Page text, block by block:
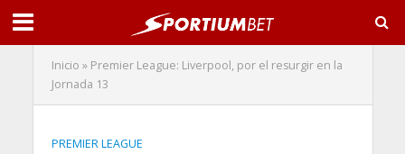
Inicio » Premier League: Liverpool, por el resurgir en la
Jornada 13
PREMIER LEAGUE